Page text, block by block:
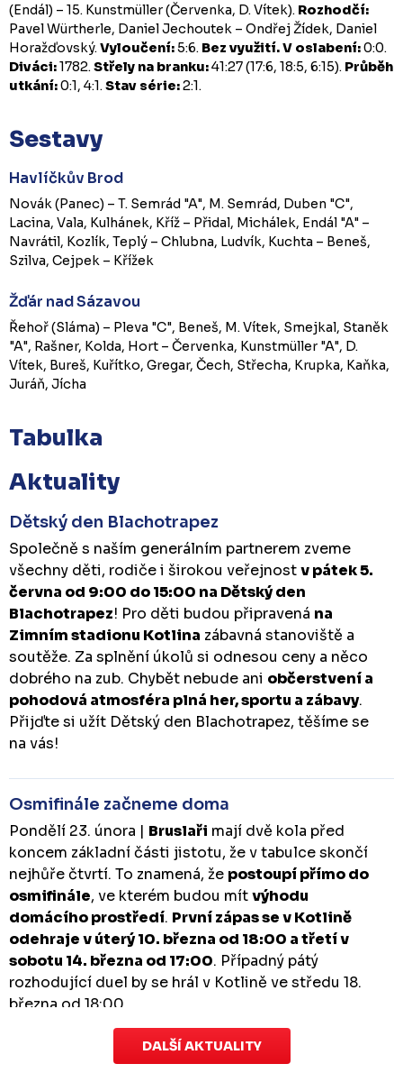
(Endál) – 15. Kunstmüller (Červenka, D. Vítek). Rozhodčí:
Pavel Würtherle, Daniel Jechoutek – Ondřej Žídek, Daniel
Horažďovský.Vyloučení:5:6. Bez využití.V oslabení:0:0.
Diváci:1782.Střely na branku:41:27 (17:6, 18:5, 6:15). Průběh
utkání:0:1, 4:1.Stav série:2:1.
Sestavy
Havlíčkův Brod
Novák (Panec) – T. Semrád "A", M. Semrád, Duben "C",
Lacina, Vala, Kulhánek, Kříž – Přidal, Michálek, Endál "A" –
Navrátil, Kozlík, Teplý – Chlubna, Ludvík, Kuchta – Beneš,
Szilva, Cejpek – Křížek
Žďár nad Sázavou
Řehoř (Sláma) – Pleva "C", Beneš, M. Vítek, Smejkal, Staněk
"A", Rašner, Kolda, Hort – Červenka, Kunstmüller "A", D.
Vítek, Bureš, Kuřítko, Gregar, Čech, Střecha, Krupka, Kaňka,
Juráň, Jícha
Tabulka
Aktuality
Dětský den Blachotrapez
Společně s naším generálním partnerem zveme
všechny děti, rodiče i širokou veřejnostv pátek 5.
června od 9:00 do 15:00 na Dětský den
Blachotrapez! Pro děti budou připravená na
Zimním stadionu Kotlina zábavná stanoviště a
soutěže. Za splnění úkolů si odnesou ceny a něco
dobrého na zub. Chybět nebude ani občerstvení a
pohodová atmosféra plná her, sportu a zábavy.
Přijďte si užít Dětský den Blachotrapez, těšíme se
na vás!
Osmifinále začneme doma
Pondělí 23. února | Bruslaři mají dvě kola před
koncem základní části jistotu, že v tabulce skončí
nejhůře čtvrtí. To znamená, že postoupí přímo do
osmifinále, ve kterém budou mítvýhodu
domácího prostředí. První zápas se v Kotlině
odehraje v úterý 10. března od 18:00 a třetí v
sobotu 14. března od 17:00. Případný pátý
rozhodující duel by se hrál v Kotlině ve středu 18.
března od 18:00.
Zápas dorostu je odložen
DALŠÍ AKTUALITY